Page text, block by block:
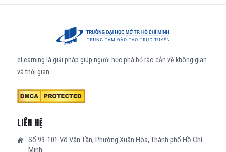
eLearning là giải pháp giúp người học phá bỏ rào cản về không gian
và thời gian
LIÊN HỆ
Số 99-101 Võ Văn Tần, Phường Xuân Hòa, Thành phố Hồ Chí
Minh